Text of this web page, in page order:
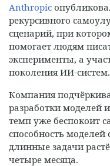
Anthropic
рекурсивного
сценарий, при
помогает людям
эксперименты, а
поколения ИИ-систем.
Компания
разработки моделей
темп уже беспокоит
способность
длинные задачи
четыре месяца.